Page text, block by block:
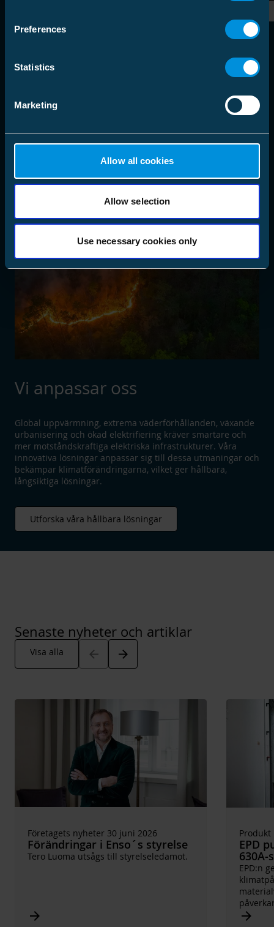
Preferences
Statistics
Marketing
Allow all cookies
Allow selection
Use necessary cookies only
Vi anpassar oss
Global uppvärmning, extrema väderförhållanden, växande
urbanisering och ökad elektrifiering kräver smartare och
mer motståndskraftiga elektriska infrastrukturer. Våra
innovativa lösningar anpassar sig till dessa utmaningar och
bekämpar klimatförändringarna, vilket ger hållbara,
långsiktiga lösningar.
Utforska våra hållbara lösningar
Senaste nyheter och artiklar
Visa alla Arrow_back Arrow_forward
Företagets nyheter 30 juni 2026
Förändringar i Enso´s styrelse
Tero Luoma utsågs till styrelseledamot.
Arrow_forward
EPD
EPD:n
Arrow_forward